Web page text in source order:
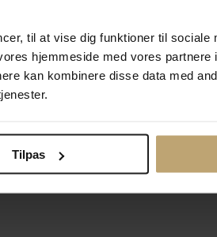
til at vise dig funktioner til sociale
hjemmeside med vores partnere
kan kombinere disse data med
Tilpas
Ændr cookie-